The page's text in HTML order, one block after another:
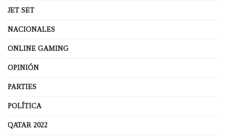
JET SET
NACIONALES
ONLINE GAMING
OPINIÓN
PARTIES
POLÍTICA
QATAR 2022